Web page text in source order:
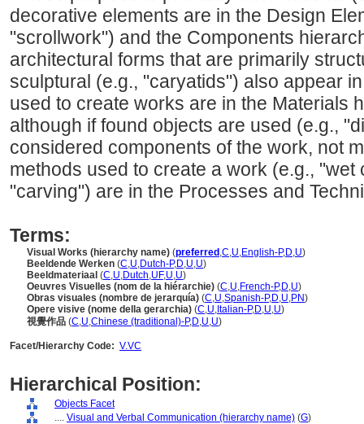
decorative elements are in the Design
"scrollwork") and the Components
architectural forms that are primarily
sculptural (e.g., "caryatids") also appear
used to create works are in the Materials
although if found objects are used (e.g.,
considered components of the work, not
methods used to create a work (e.g., "wet
"carving") are in the Processes and
Terms:
Visual Works (hierarchy name) (preferred ,C,U,English-P,D,U)
Beeldende Werken (C,U,Dutch-P,D,U,U)
Beeldmateriaal (C,U,Dutch,UF,U,U)
Oeuvres Visuelles (nom de la hiérarchie) (C,U,French-P,D,U)
Obras visuales (nombre de jerarquía) (C,U,Spanish-P,D,U,PN)
Opere visive (nome della gerarchia) (C,U, Italian-P,D,U,U)
視覺作品 (C,U,Chinese (traditional)-P,D,U,U)
Facet/Hierarchy Code: V.VC
Hierarchical Position:
Objects Facet
.... Visual and Verbal Communication (hierarchy name) (G)